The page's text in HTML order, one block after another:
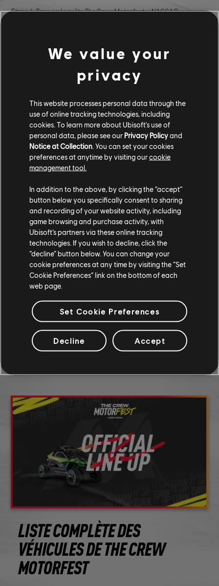
27 /285
Etape 4: Trouvez la quête The Crew Motorfest x NASCAR
Etape 5: Discord vous demandera de regarder le Trailer de la
Playlist Nascar ou de jouer à The Crew Motorfest avec le client
Discord d’ouvert afin d’obtenir les différentes récompenses.
Si vous êtes un streamer et que vous aimeriez participer aux
prochaines opportunités sur The Crew Motorfest, postulez au
Ubisoft Creators Program.
Pour plus d’informations sur The Crew®, regardezofficial website
Rejoignez la communauté The The Crew® sur
Discord
- et suivez nous sur Twitch
pour ne louper aucun
livestream.
EN SAVOIR PLUS
LISTE COMPLÈTE DES
VÉHICULES DE THE CREW
MOTORFEST
We value your
privacy
This website processes personal data through the
use of online tracking technologies, including
cookies. To learn more about Ubisoft's use of
personal data, please see our Privacy Policyand
Notice at Collection. You can set your cookies
preferences at anytime by visiting ourcookie
management tool.
In addition to the above, by clicking the “accept”
button below you specifically consent to sharing
and recording of your website activity, including
game browsing and purchase activity, with
Ubisoft’s partners via these online tracking
technologies. If you wish to decline, click the
“decline” button below. You can change your
cookie preferences at any time by visiting the “Set
Cookie Preferences” link on the bottom of each
web page.
Set Cookie Preferences
Decline Accept